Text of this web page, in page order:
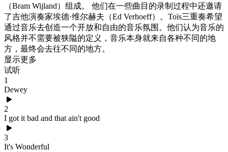
（Bram Wijland）组成。 他们在一些曲目的录制过程中还邀请
了吉他演奏家埃德·维尔赫夫（Ed Verhoeff）。Toïs三重奏希望
通过音乐去创造一个开放和自由的音乐氛围。他们认为音乐的
风格并不需要被狭隘的定义，音乐本身就来自各种不同的地
方，最终会去往不同的地方。
显示更多
试听
1
Dewey
2
I got it bad and that ain't good
3
It's Wonderful